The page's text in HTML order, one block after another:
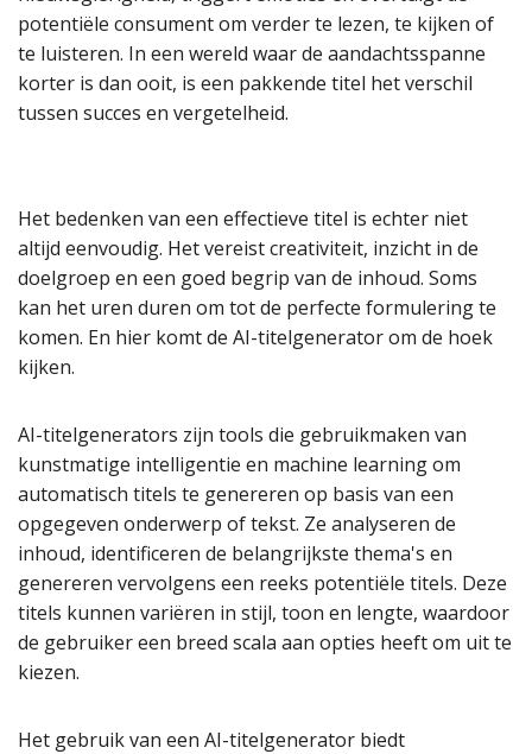
potentiële consument om verder te lezen, te kijken of
te luisteren. In een wereld waar de aandachtsspanne
korter is dan ooit, is een pakkende titel het verschil
tussen succes en vergetelheid.
Het bedenken van een effectieve titel is echter niet
altijd eenvoudig. Het vereist creativiteit, inzicht in de
doelgroep en een goed begrip van de inhoud. Soms
kan het uren duren om tot de perfecte formulering te
komen. En hier komt de AI-titelgenerator om de hoek
kijken.
AI-titelgenerators zijn tools die gebruikmaken van
kunstmatige intelligentie en machine learning om
automatisch titels te genereren op basis van een
opgegeven onderwerp of tekst. Ze analyseren de
inhoud, identificeren de belangrijkste thema's en
genereren vervolgens een reeks potentiële titels. Deze
titels kunnen variëren in stijl, toon en lengte, waardoor
de gebruiker een breed scala aan opties heeft om uit te
kiezen.
Het gebruik van een AI-titelgenerator biedt